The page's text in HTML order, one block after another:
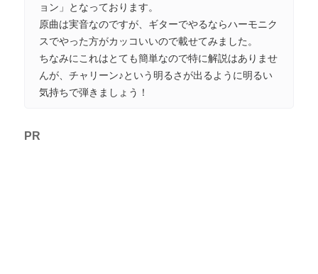
ョン」となっております。
原曲は実音なのですが、ギターでやるならハーモニク
スでやった方がカッコいいので載せてみました。
ちなみにこれはとても簡単なので特に解説はありませ
んが、チャリーン♪という明るさが出るように明るい
気持ちで弾きましょう！
PR